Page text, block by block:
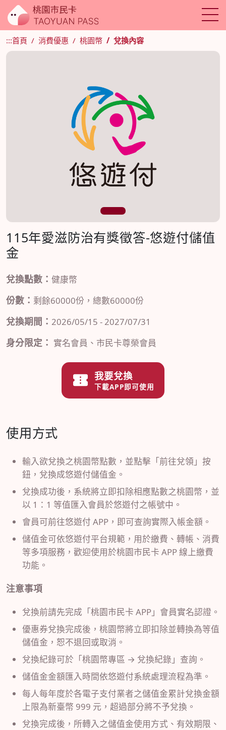
:::首頁 消費優惠 桃園幣 兌換內容
1
115年愛滋防治有獎徵答-悠遊付儲值
金
兌換點數： 健康幣
份數： 剩餘60000份，總數60000份
兌換期間： 2026/05/15 - 2027/07/31
身分限定： 實名會員、市民卡尊榮會員
我要兌換
下載APP即可使用
使用方式
輸入欲兌換之桃園幣點數，並點擊「前往兌領」按
鈕，兌換成悠遊付儲值金。
兌換成功後，系統將立即扣除相應點數之桃園幣，並
以 1 ： 1 等值匯入會員於悠遊付之帳號中。
會員可前往悠遊付 APP ，即可查詢實際入帳金額。
儲值金可依悠遊付平台規範，用於繳費、轉帳、消費
等多項服務，歡迎使用於桃園市民卡 APP 線上繳費
功能。
注意事項
兌換前請先完成「桃園市民卡 APP」會員實名認證。
優惠券兌換完成後，桃園幣將立即扣除並轉換為等值
儲值金，恕不退回或取消。
兌換紀錄可於「桃園幣專區 → 兌換紀錄」查詢。
儲值金金額匯入時間依悠遊付系統處理流程為準。
每人每年度於各電子支付業者之儲值金累計兌換金額
上限為新臺幣 999 元，超過部分將不予兌換。
兌換完成後，所轉入之儲值金使用方式、有效期限、